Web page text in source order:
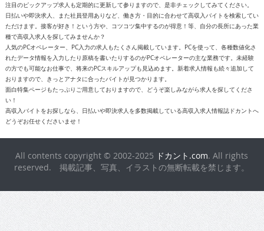
注目のピックアップ求人も定期的に更新して参りますので、是非チェックしてみてください。
日払いや即決求人、また社員登用ありなど、働き方・目的に合わせて高収入バイトを検索してい
ただけます。接客が好き！という方や、コツコツ集中するのが得意！等、自分の長所にあった業
種で高収入求人を探してみませんか？
人気のPCオペレーター、PC入力の求人もたくさん掲載しています。PCを使って、各種数値化さ
れたデータ情報を入力したり原稿を書いたりするのがPCオペレーターの主な業務です。未経験
の方でも可能なお仕事で、将来のPCスキルアップも見込めます。新着求人情報も続々追加して
おりますので、きっとアナタに合ったバイトが見つかります。
面白特集ページもたっぷりご用意しておりますので、どうぞ楽しみながら求人を探してくださ
い！
高収入バイトをお探しなら、日払いや即決求人を多数掲載している高収入求人情報誌ドカントへ
どうぞお任せくださいませ！
All contents copyright © 2002-2025 ドカント.com. All rights
reserved. 掲載記事、写真、イラストの無断転載を禁じます。